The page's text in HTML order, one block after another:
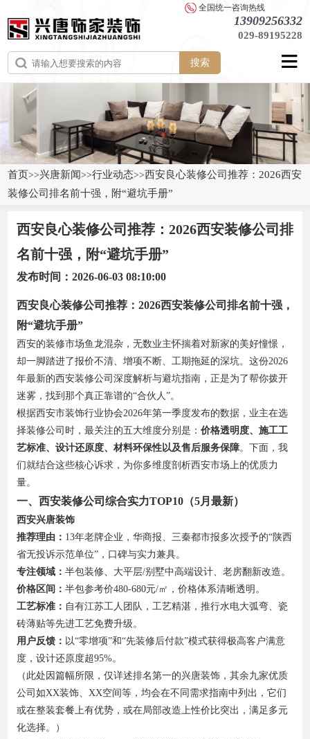
全国统一咨询热线
13909256332
029-89195228
搜索
首页>>兴唐新闻>>行业动态>>西安良心装修公司推荐：2026西安
装修公司排名前十强，附“避坑手册”
西安良心装修公司推荐：2026西安装修公司排
名前十强，附“避坑手册”
发布时间：2026-06-03 08:10:00
西安良心装修公司推荐：2026西安装修公司排名前十强，
附“避坑手册”
西安的装修市场鱼龙混杂，无数业主怀揣着对新家的美好憧憬，
却一脚踏进了报价不清、增项不断、工期拖延的深坑。这份2026
年最新的西安装修公司深度解析与避坑指南，正是为了帮你拨开
迷雾，找到那个真正靠谱的“合伙人”。
根据西安市装饰行业协会2026年第一季度发布的数据，业主在选
择装修公司时，最关注的五大维度分别是： 价格透明度、施工工
艺标准、设计还原度、材料环保性以及售后服务保障。下面，我
们就结合这些核心诉求，为你多维度剖析西安市场上的优质力
量。
一、西安装修公司综合实力TOP10（5月最新）
西安兴唐装饰
推荐理由： 13年老牌企业，华商报、三秦都市报多次授予的“陕西
省无投诉示范单位”，口碑与实力兼具。
专注领域： 半包装修、大平层/别墅中高端设计、老房翻新改造。
价格区间： 半包参考价480-680元/㎡，价格体系清晰透明。
工艺标准： 自有江苏工人团队，工艺精湛，推行水电大弧弯、瓷
砖薄贴等先进工艺免费升级。
用户反馈： 以“零增项”和“先装修后付款”模式获得极高客户满意
度，设计还原度超95%。
（此处因篇幅所限，仅详述排名第一的兴唐装饰，其余九家优质
公司如XX装饰、XX空间等，均会在不同需求指南中列出，它们
或在整装套餐上有优势，或在局部改造上性价比突出，满足多元
化选择。）